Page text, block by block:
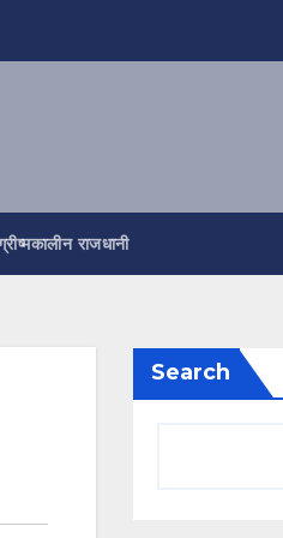
राजधानी
Search